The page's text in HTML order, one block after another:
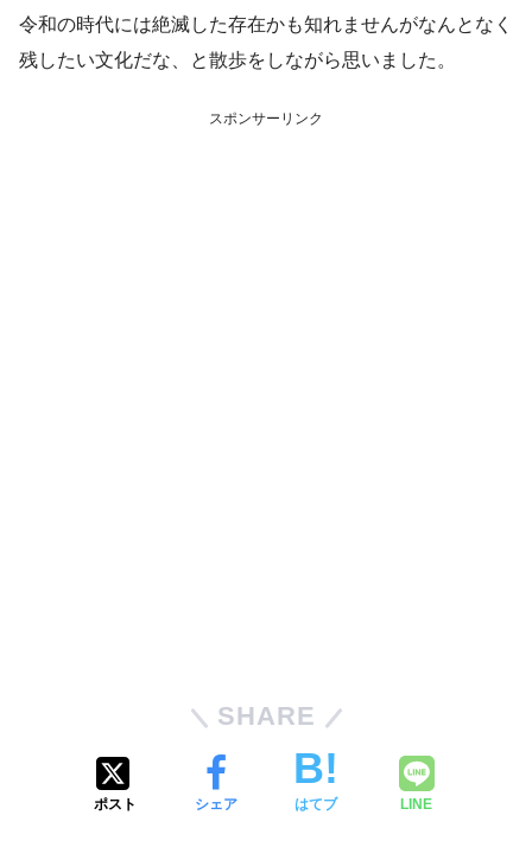
令和の時代には絶滅した存在かも知れませんがなんとなく
残したい文化だな、と散歩をしながら思いました。
スポンサーリンク
SHARE
ポスト シェア はてブ LINE